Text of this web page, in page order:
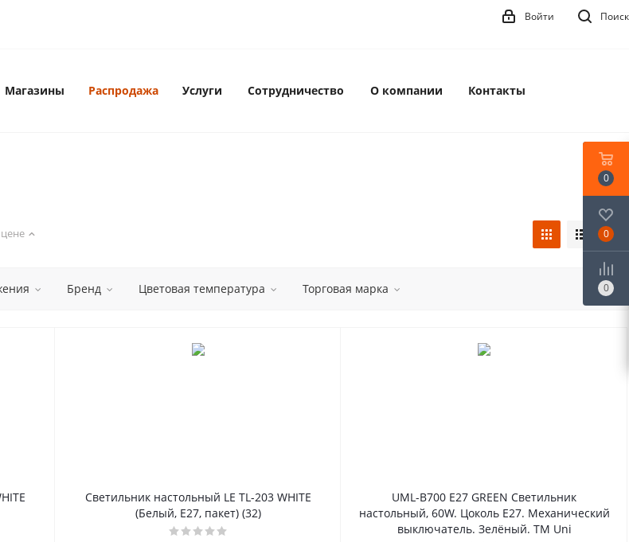
Поиск
Войти
Магазины Распродажа Услуги Сотрудничество О компании Контакты
Бренд Цветовая температура Торговая марка
Светильник настольный LE TL-203 WHITE
(Белый, E27, пакет) (32)
UML-B700 E27 GREEN Светильник
настольный, 60W. Цоколь Е27. Механический
выключатель. Зелёный. ТМ Uni
0
0
0